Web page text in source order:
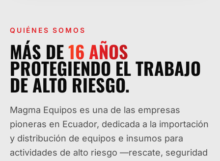
QUIÉNES SOMOS
MÁS DE16 AÑOS
PROTEGIENDO EL TRABAJO
DE ALTO RIESGO.
Magma Equipos es una de las empresas
pioneras en Ecuador, dedicada a la importación
y distribución de equipos e insumos para
actividades de alto riesgo —rescate, seguridad